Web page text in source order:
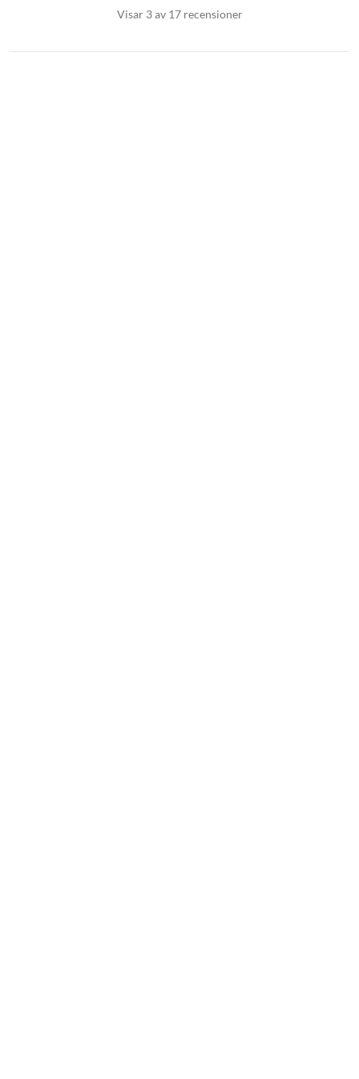
Visar 3 av 17 recensioner